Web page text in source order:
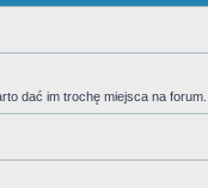
dać im trochę miejsca na forum.